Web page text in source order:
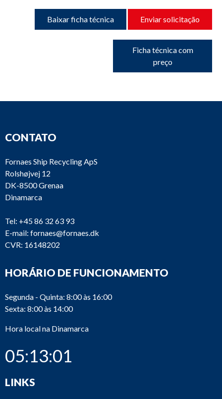
Baixar ficha técnica Enviar solicitação
Ficha técnica com
preço
CONTATO
Fornaes Ship Recycling ApS
Rolshøjvej 12
DK-8500 Grenaa
Dinamarca
Tel: +45 86 32 63 93
E-mail: fornaes@fornaes.dk
CVR: 16148202
HORÁRIO DE FUNCIONAMENTO
Segunda - Quinta: 8:00 às 16:00
Sexta: 8:00 às 14:00
Hora local na Dinamarca
05:13:01
LINKS